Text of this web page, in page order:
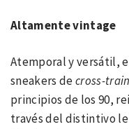
Altamente vintage
Atemporal y versátil,
sneakers decross-
principios de los 90,
través del distintivo